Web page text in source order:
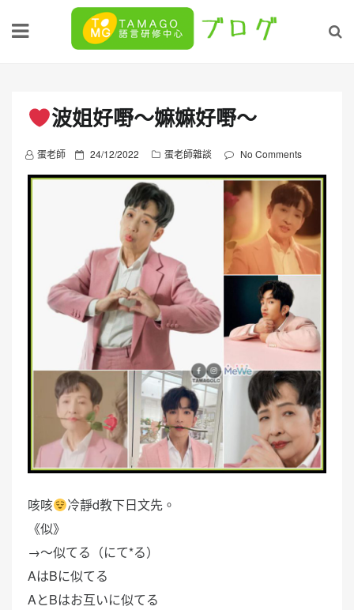
波姐好嘢～嫲嫲好嘢～
蛋老師
P
o
o
n
24/12/2022 蛋老師雜談 No Comments
咳咳
冷靜d教下日文先。
《似》
→〜似てる（にて*る）
AはBに似てる
AとBはお互いに似てる